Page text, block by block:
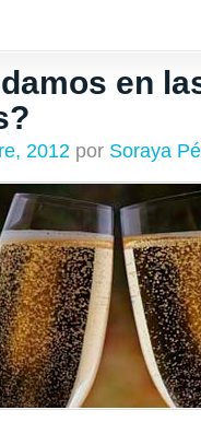
en
2012 por Soraya